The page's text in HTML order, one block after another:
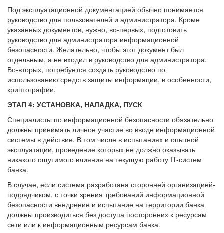
Под эксплуатационной документацией обычно понимается
руководство для пользователей и администратора. Кроме
указанных документов, нужно, во-первых, подготовить
руководство для администратора информационной
безопасности. Желательно, чтобы этот документ был
отдельным, а не входил в руководство для администратора.
Во-вторых, потребуется создать руководство по
использованию средств защиты информации, в особенности,
криптографии.
ЭТАП 4: УСТАНОВКА, НАЛАДКА, ПУСК
Специалисты по информационной безопасности обязательно
должны принимать личное участие во вводе информационной
системы в действие. В том числе в испытаниях и опытной
эксплуатации, проведение которых не должно оказывать
никакого ощутимого влияния на текущую работу IT-систем
банка.
В случае, если система разработана сторонней организацией-
подрядчиком, с точки зрения требований информационной
безопасности внедрение и испытание на территории банка
должны производиться без доступа посторонних к ресурсам
сети или к информационным ресурсам банка.